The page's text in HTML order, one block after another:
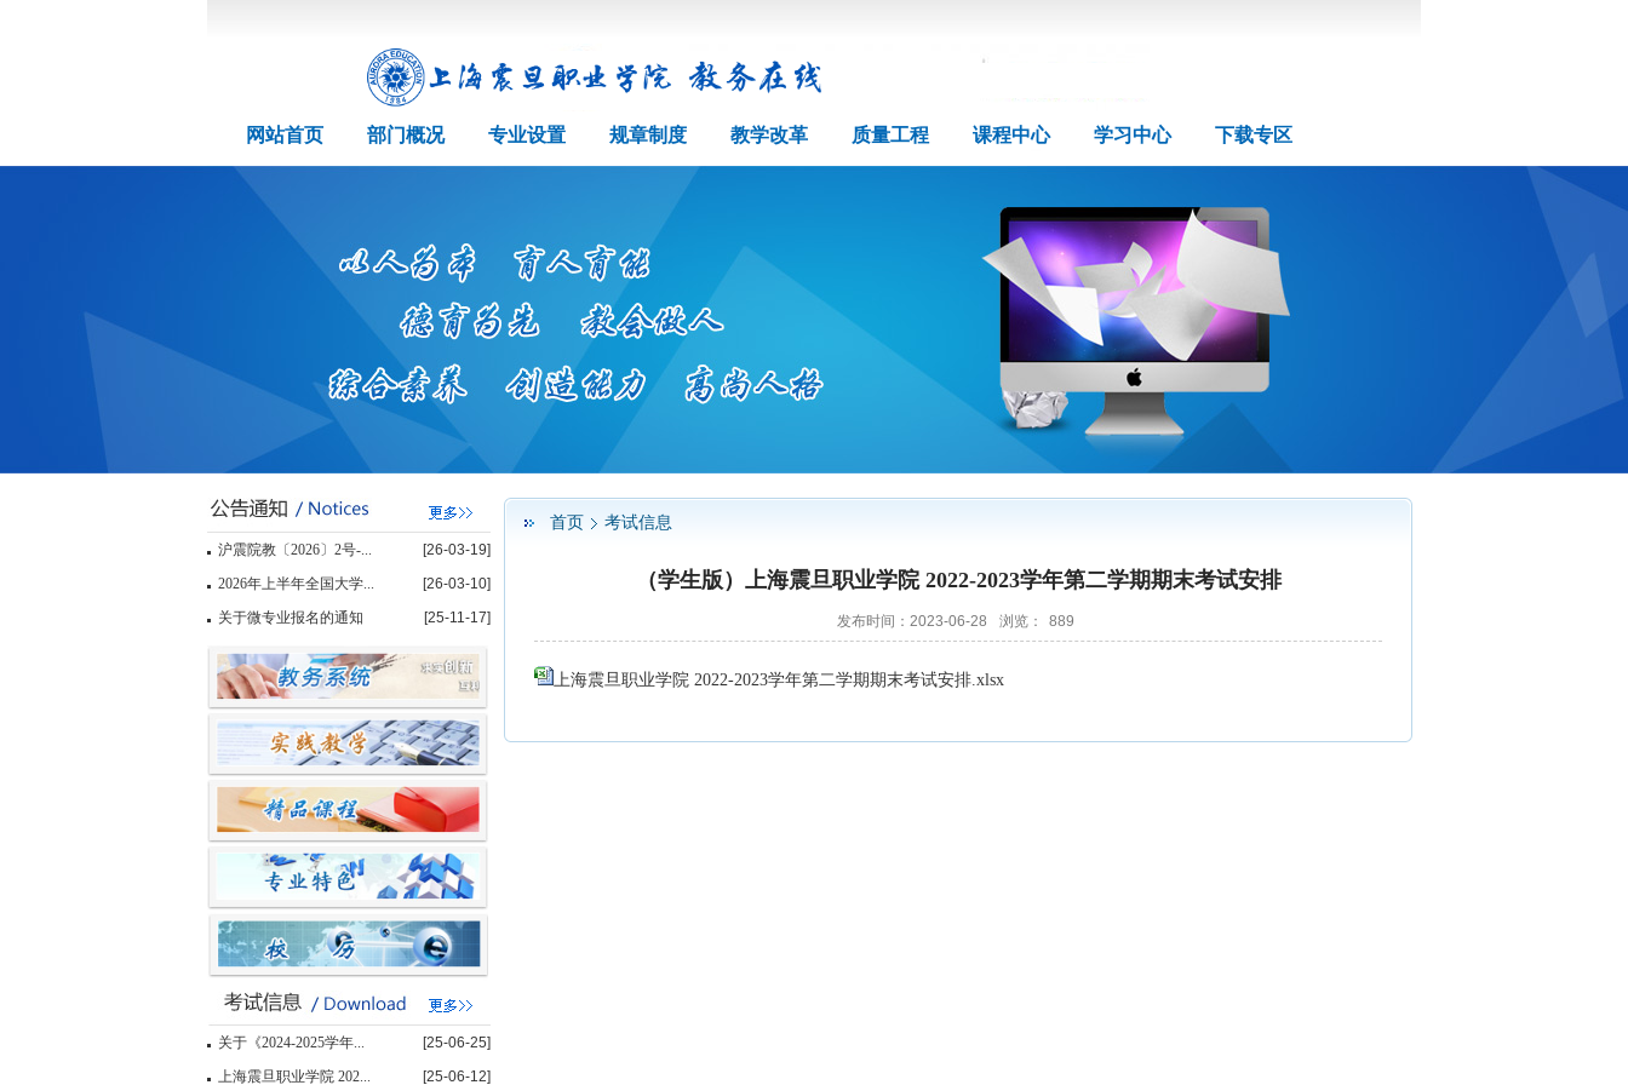
网站首页 部门概况 专业设置 规章制度 教学改革 质量工程 课程中心 学习中心 下载专区
沪震院教〔2026〕2号-...
[26-03-19]
2026年上半年全国大学...
[26-03-10]
关于微专业报名的通知
[25-11-17]
关于《2024-2025学年...
[25-06-25]
上海震旦职业学院 202...
[25-06-12]
首页 考试信息
（学生版）上海震旦职业学院 2022-2023学年第二学期期末考试安排
发布时间：2023-06-28 浏览： 889
上海震旦职业学院 2022-2023学年第二学期期末考试安排.xlsx